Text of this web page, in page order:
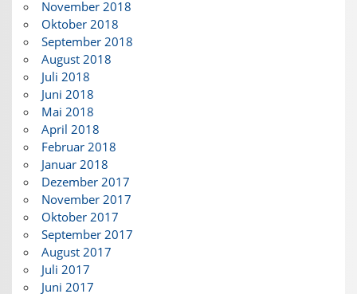
November 2018
Oktober 2018
September 2018
August 2018
Juli 2018
Juni 2018
Mai 2018
April 2018
Februar 2018
Januar 2018
Dezember 2017
November 2017
Oktober 2017
September 2017
August 2017
Juli 2017
Juni 2017